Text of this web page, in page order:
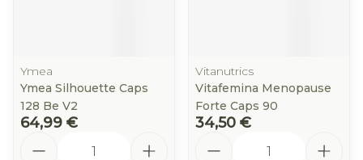
Ymea
Ymea Silhouette Caps
128 Be V2
64,99 €
Vitanutrics
Vitafemina Menopause
Forte Caps 90
34,50 €